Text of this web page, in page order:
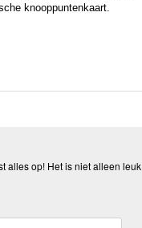
knooppuntenkaart.
alles op! Het is niet alleen leuk